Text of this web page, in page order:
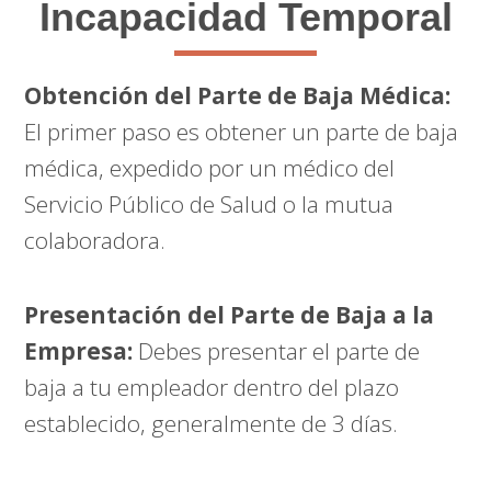
Incapacidad Temporal
Obtención del Parte de Baja Médica:
El primer paso es obtener un parte de baja
médica, expedido por un médico del
Servicio Público de Salud o la mutua
colaboradora.
Presentación del Parte de Baja a la
Empresa: Debes presentar el parte de
baja a tu empleador dentro del plazo
establecido, generalmente de 3 días.